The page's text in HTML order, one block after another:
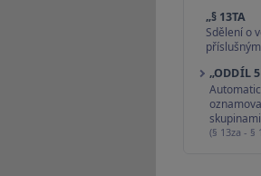
„§ 13TA
Sdělení o
„ODDÍL 5
(§ 13za - §